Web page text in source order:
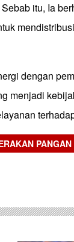
itu, Ia
dengan
menjadi